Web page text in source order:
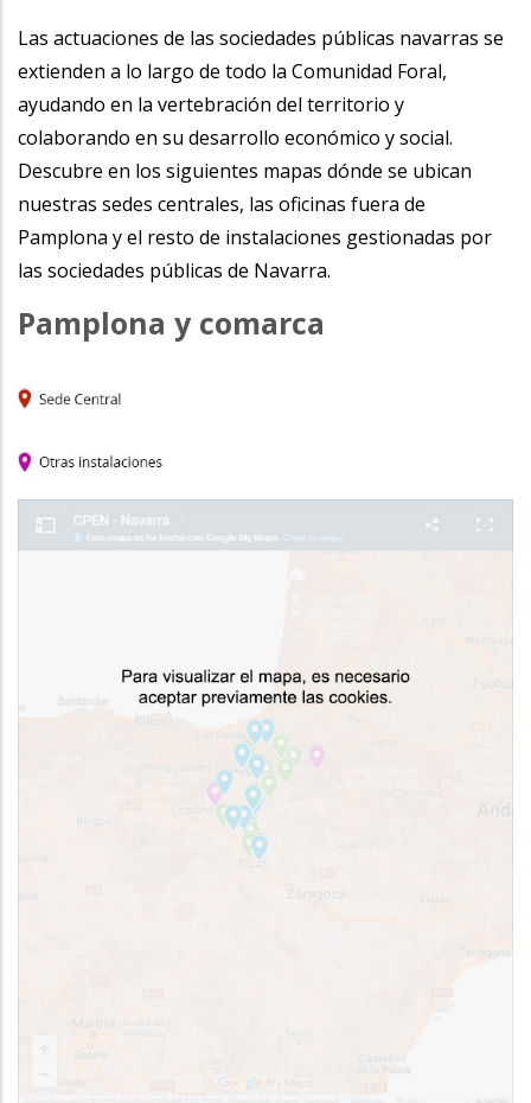
Las actuaciones de las sociedades públicas navarras se
extienden a lo largo de todo la Comunidad Foral,
ayudando en la vertebración del territorio y
colaborando en su desarrollo económico y social.
Descubre en los siguientes mapas dónde se ubican
nuestras sedes centrales, las oficinas fuera de
Pamplona y el resto de instalaciones gestionadas por
las sociedades públicas de Navarra.
Pamplona y comarca